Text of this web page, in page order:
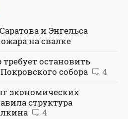
и Энгельса
на свалке
остановить
собора
4
экономических
структура
4